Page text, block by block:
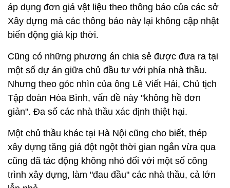
áp dụng đơn giá vật liệu theo thông báo của các sở
Xây dựng mà các thông báo này lại không cập nhật
biến động giá kịp thời.
Cũng có những phương án chia sẻ được đưa ra tại
một số dự án giữa chủ đầu tư với phía nhà thầu.
Nhưng theo góc nhìn của ông Lê Viết Hải, Chủ tịch
Tập đoàn Hòa Bình, vấn đề này "không hề đơn
giản". Đa số các nhà thầu xác định thiệt hại.
Một chủ thầu khác tại Hà Nội cũng cho biết, thép
xây dựng tăng giá đột ngột thời gian ngắn vừa qua
cũng đã tác động không nhỏ đối với một số công
trình xây dựng, làm "đau đầu" các nhà thầu, cả lớn